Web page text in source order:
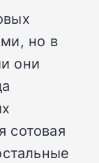
но в
они
сотовая